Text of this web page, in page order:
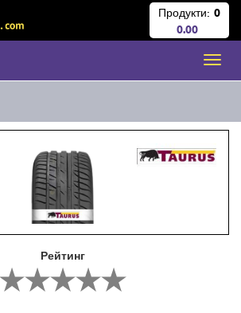
Продукти: 0
0.00
Рейтинг